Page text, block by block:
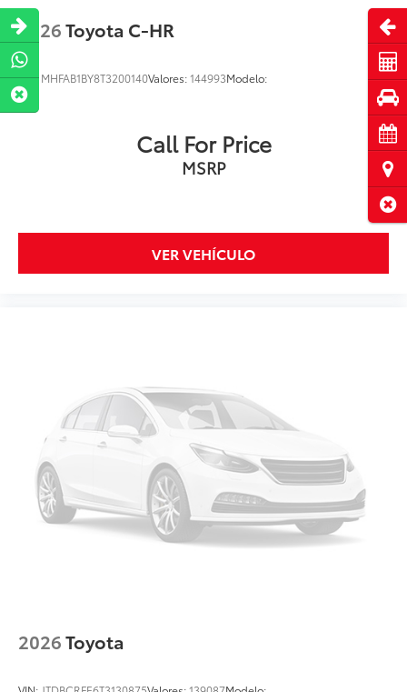
2026Toyota C-HR
VIN:MHFAB1BY8T3200140Valores:144993Modelo:
Call For Price
MSRP
VER VEHÍCULO
2026Toyota